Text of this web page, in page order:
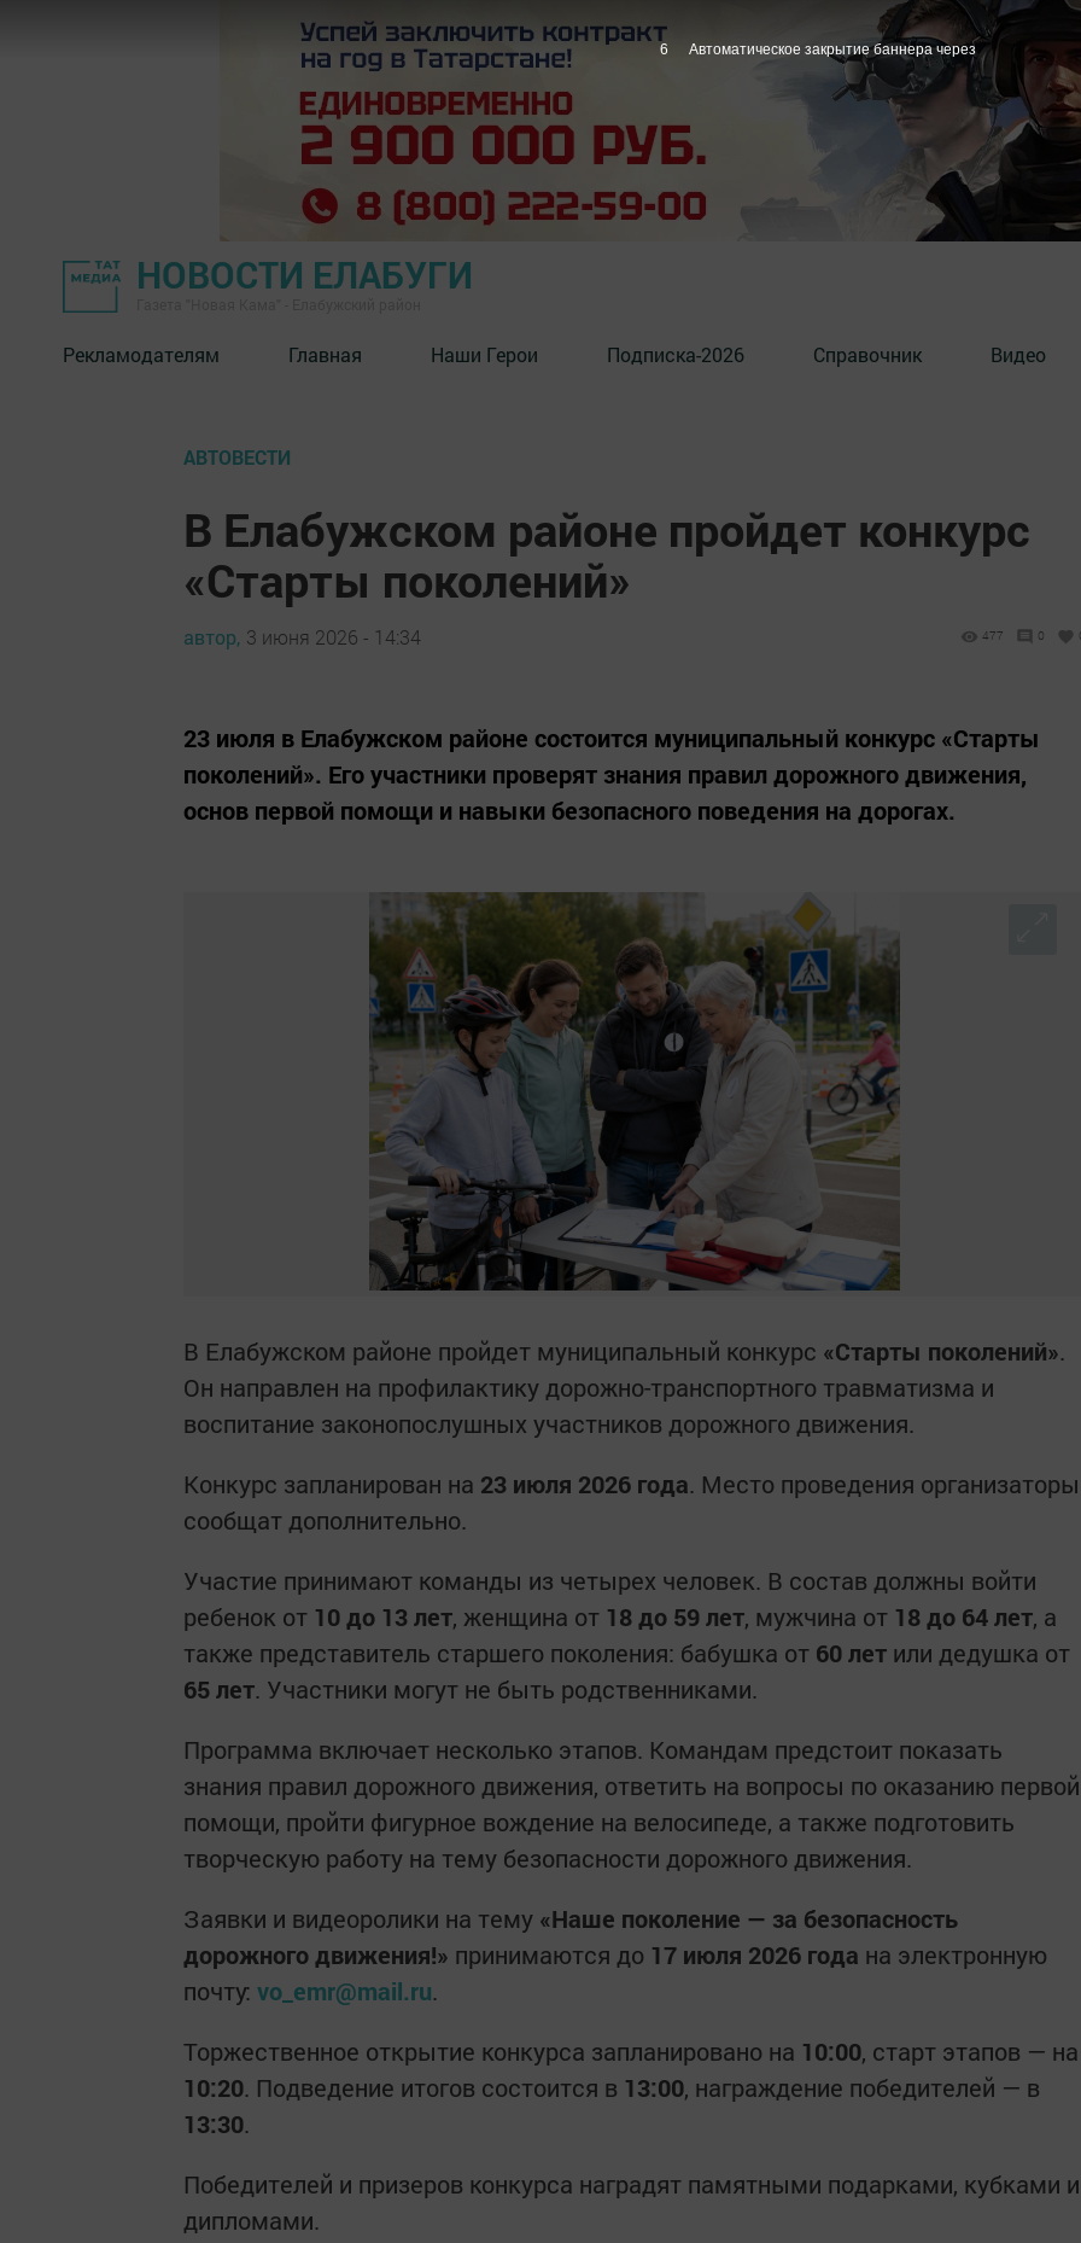
НОВОСТИ ЕЛАБУГИ
Рекламодателям Главная Наши Герои Подписка-2026 Справочник Видео
АВТОВЕСТИ
В Елабужском районе пройдет конкурс
«Старты поколений»
автор, 3 июня 2026 - 14:34 477 0
23 июля в Елабужском районе состоится муниципальный конкурс «Старты
поколений». Его участники проверят знания правил дорожного движения,
основ первой помощи и навыки безопасного поведения на дорогах.
В Елабужском районе пройдет муниципальный конкурс «Старты поколений».
Он направлен на профилактику дорожно-транспортного травматизма и
воспитание законопослушных участников дорожного движения.
Конкурс запланирован на 23 июля 2026 года. Место проведения организаторы
сообщат дополнительно.
Участие принимают команды из четырех человек. В состав должны войти
ребенок от 10 до 13 лет, женщина от 18 до 59 лет, мужчина от 18 до 64 лет, а
также представитель старшего поколения: бабушка от 60 лет или дедушка от
65 лет. Участники могут не быть родственниками.
Программа включает несколько этапов. Командам предстоит показать
знания правил дорожного движения, ответить на вопросы по оказанию первой
помощи, пройти фигурное вождение на велосипеде, а также подготовить
творческую работу на тему безопасности дорожного движения.
Заявки и видеоролики на тему «Наше поколение — за безопасность
дорожного движения!» принимаются до 17 июля 2026 года на электронную
почту: vo_emr@mail.ru.
Торжественное открытие конкурса запланировано на 10:00, старт этапов — на
10:20. Подведение итогов состоится в 13:00, награждение победителей — в
13:30.
Победителей и призеров конкурса наградят памятными подарками, кубками и
дипломами.
4 Автоматическое закрытие баннера через